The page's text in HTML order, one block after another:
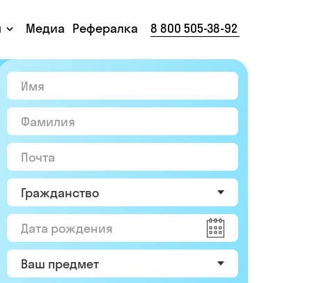
Медиа Рефералка 8 800 505-38-92